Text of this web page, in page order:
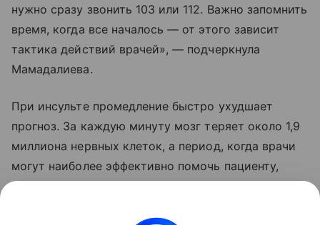
нужно сразу звонить 103 или 112. Важно запомнить
время, когда все началось — от этого зависит
тактика действий врачей», — подчеркнула
Мамадалиева.
При инсульте промедление быстро ухудшает
прогноз. За каждую минуту мозг теряет около 1,9
миллиона нервных клеток, а период, когда врачи
могут наиболее эффективно помочь пациенту,
составляет всего около четырех часов, заключила